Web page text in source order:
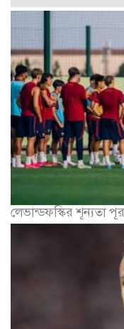
লেভান্ডফস্কির শূন্যতা